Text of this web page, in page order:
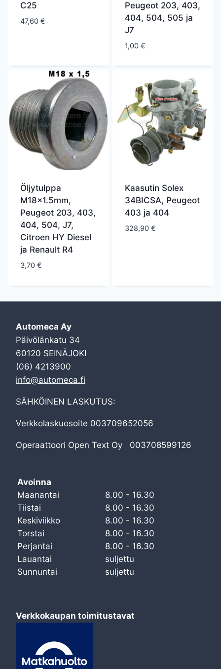
C25
47,60 €
Peugeot 203, 403,
404, 504, 505 ja
J7
1,00 €
Öljytulppa
M18x1.5mm,
Peugeot 203, 403,
404, 504, J7,
Citroen HY Diesel
ja Renault R4
3,70 €
Kaasutin Solex
34BICSA, Peugeot
403 ja 404
328,90 €
Automeca Ay
Päivölänkatu 34
60120 SEINÄJOKI
(06) 4213900
info@automeca.fi
SÄHKÖINEN LASKUTUS:
Verkkolaskuosoite 003709652056
Operaattoori Open Text Oy 003708599126
Avoinna
Maanantai
8.00 - 16.30
Tiistai
8.00 - 16.30
Keskiviikko
8.00 - 16.30
Torstai
8.00 - 16.30
Perjantai
8.00 - 16.30
Lauantai
suljettu
Sunnuntai
suljettu
Verkkokaupan toimitustavat